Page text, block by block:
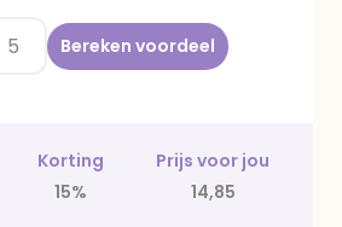
Bereken voordeel
Korting
Prijs voor jou
15% 14,85